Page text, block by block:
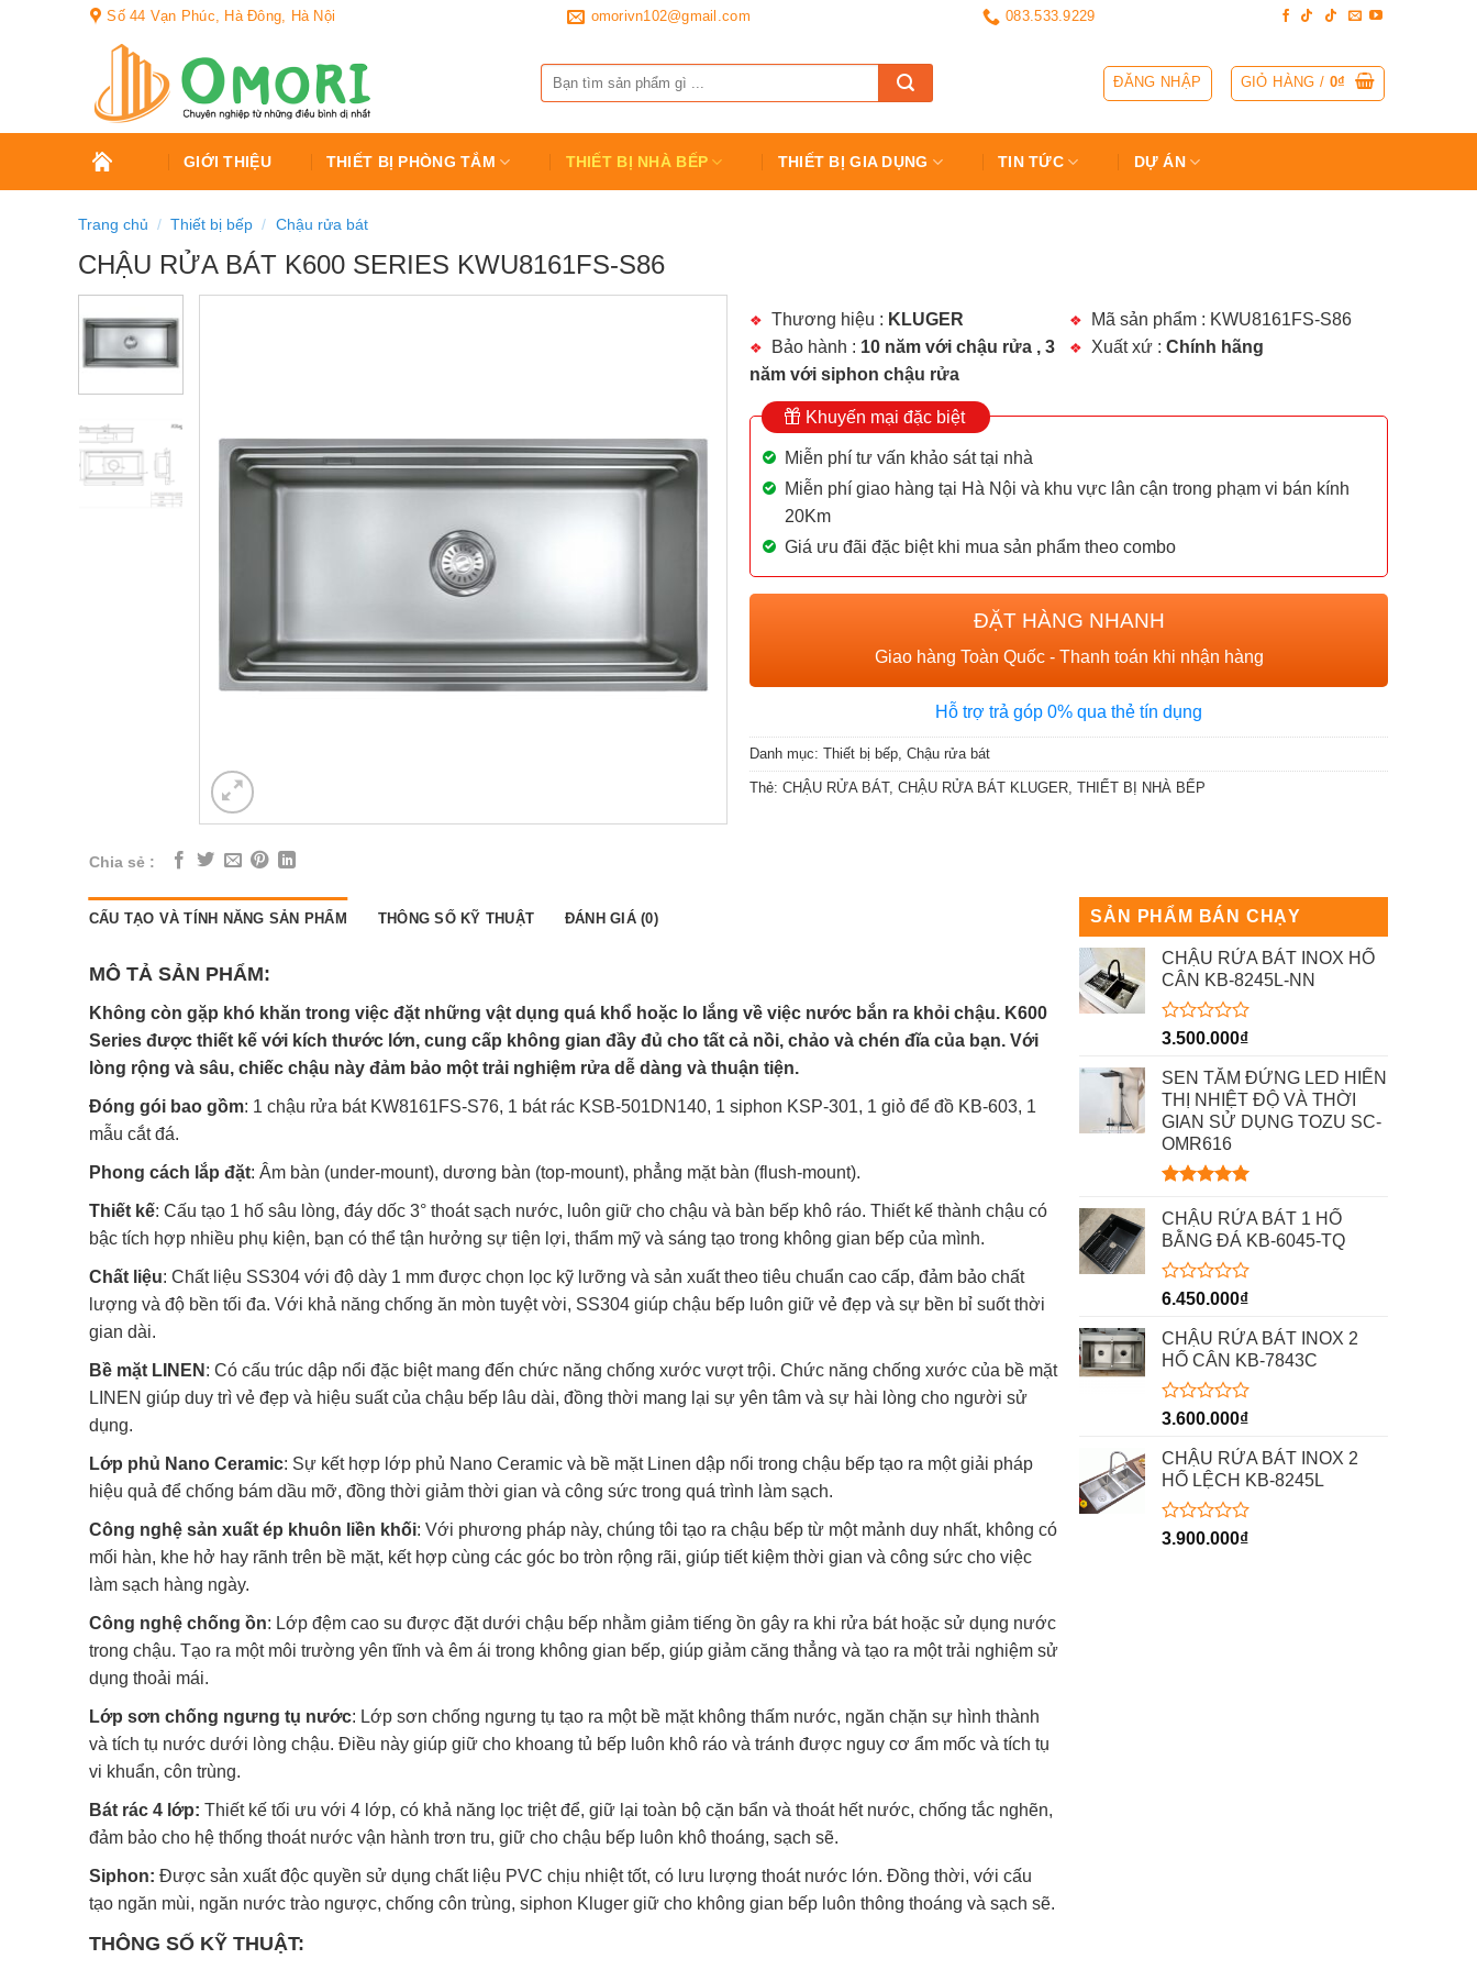
Số 44 Vạn Phúc, Hà Đông, Hà Nội omorivn102@gmail.com 083.533.9229
kiếm:
ĐĂNG NHẬP GIỎ HÀNG / 0₫
TRANG
CHỦ
GIỚI THIỆU THIẾT BỊ PHÒNG TẮM THIẾT BỊ NHÀ BẾP THIẾT BỊ GIA DỤNG TIN TỨC DỰ ÁN
Trang chủ / Thiết bị bếp / Chậu rửa bát
CHẬU RỬA BÁT K600 SERIES KWU8161FS-S86
Chia sẻ :
Thương hiệu : KLUGER
Bảo hành : 10 năm với chậu rửa , 3
năm với siphon chậu rửa
Mã sản phẩm : KWU8161FS-S86
Xuất xứ : Chính hãng
Khuyến mại đặc biệt
Miễn phí tư vấn khảo sát tại nhà
Miễn phí giao hàng tại Hà Nội và khu vực lân cận trong phạm vi bán kính
20Km
Giá ưu đãi đặc biệt khi mua sản phẩm theo combo
ĐẶT HÀNG NHANH
Giao hàng Toàn Quốc - Thanh toán khi nhận hàng
Hỗ trợ trả góp 0% qua thẻ tín dụng
Danh mục: Thiết bị bếp, Chậu rửa bát
Thẻ: CHẬU RỬA BÁT, CHẬU RỬA BÁT KLUGER, THIẾT BỊ NHÀ BẾP
CẤU TẠO VÀ TÍNH NĂNG SẢN PHẨM THÔNG SỐ KỸ THUẬT ĐÁNH GIÁ (0)
MÔ TẢ SẢN PHẨM:
Không còn gặp khó khăn trong việc đặt những vật dụng quá khổ hoặc lo lắng về việc nước bắn ra khỏi chậu. K600
Series được thiết kế với kích thước lớn, cung cấp không gian đầy đủ cho tất cả nồi, chảo và chén đĩa của bạn. Với
lòng rộng và sâu, chiếc chậu này đảm bảo một trải nghiệm rửa dễ dàng và thuận tiện.
Đóng gói bao gồm: 1 chậu rửa bát KW8161FS-S76, 1 bát rác KSB-501DN140, 1 siphon KSP-301, 1 giỏ để đồ KB-603, 1
mẫu cắt đá.
Phong cách lắp đặt: Âm bàn (under-mount), dương bàn (top-mount), phẳng mặt bàn (flush-mount).
Thiết kế: Cấu tạo 1 hố sâu lòng, đáy dốc 3° thoát sạch nước, luôn giữ cho chậu và bàn bếp khô ráo. Thiết kế thành chậu có
bậc tích hợp nhiều phụ kiện, bạn có thể tận hưởng sự tiện lợi, thẩm mỹ và sáng tạo trong không gian bếp của mình.
Chất liệu: Chất liệu SS304 với độ dày 1 mm được chọn lọc kỹ lưỡng và sản xuất theo tiêu chuẩn cao cấp, đảm bảo chất
lượng và độ bền tối đa. Với khả năng chống ăn mòn tuyệt vời, SS304 giúp chậu bếp luôn giữ vẻ đẹp và sự bền bỉ suốt thời
gian dài.
Bề mặt LINEN : Có cấu trúc dập nổi đặc biệt mang đến chức năng chống xước vượt trội. Chức năng chống xước của bề mặt
LINEN giúp duy trì vẻ đẹp và hiệu suất của chậu bếp lâu dài, đồng thời mang lại sự yên tâm và sự hài lòng cho người sử
dụng.
Lớp phủ Nano Ceramic: Sự kết hợp lớp phủ Nano Ceramic và bề mặt Linen dập nổi trong chậu bếp tạo ra một giải pháp
hiệu quả để chống bám dầu mỡ, đồng thời giảm thời gian và công sức trong quá trình làm sạch.
Công nghệ sản xuất ép khuôn liền khối: Với phương pháp này, chúng tôi tạo ra chậu bếp từ một mảnh duy nhất, không có
mối hàn, khe hở hay rãnh trên bề mặt, kết hợp cùng các góc bo tròn rộng rãi, giúp tiết kiệm thời gian và công sức cho việc
làm sạch hàng ngày.
Công nghệ chống ồn: Lớp đệm cao su được đặt dưới chậu bếp nhằm giảm tiếng ồn gây ra khi rửa bát hoặc sử dụng nước
trong chậu. Tạo ra một môi trường yên tĩnh và êm ái trong không gian bếp, giúp giảm căng thẳng và tạo ra một trải nghiệm sử
dụng thoải mái.
Lớp sơn chống ngưng tụ nước: Lớp sơn chống ngưng tụ tạo ra một bề mặt không thấm nước, ngăn chặn sự hình thành
và tích tụ nước dưới lòng chậu. Điều này giúp giữ cho khoang tủ bếp luôn khô ráo và tránh được nguy cơ ẩm mốc và tích tụ
vi khuẩn, côn trùng.
Bát rác 4 lớp: Thiết kế tối ưu với 4 lớp, có khả năng lọc triệt để, giữ lại toàn bộ cặn bẩn và thoát hết nước, chống tắc nghẽn,
đảm bảo cho hệ thống thoát nước vận hành trơn tru, giữ cho chậu bếp luôn khô thoáng, sạch sẽ.
Siphon: Được sản xuất độc quyền sử dụng chất liệu PVC chịu nhiệt tốt, có lưu lượng thoát nước lớn. Đồng thời, với cấu
tạo ngăn mùi, ngăn nước trào ngược, chống côn trùng, siphon Kluger giữ cho không gian bếp luôn thông thoáng và sạch sẽ.
THÔNG SỐ KỸ THUẬT:
SẢN PHẨM BÁN CHẠY
CHẬU RỬA BÁT INOX HỐ
CÂN KB-8245L-NN
Được
hạng
0
5
sao
3.500.000₫
SEN TẮM ĐỨNG LED HIỂN
THỊ NHIỆT ĐỘ VÀ THỜI
GIAN SỬ DỤNG TOZU SC-
OMR616
hạng 5.00
5 sao
CHẬU RỬA BÁT 1 HỐ
BẰNG ĐÁ KB-6045-TQ
Được
hạng
0
5
sao
6.450.000₫
CHẬU RỬA BÁT INOX 2
HỐ CÂN KB-7843C
Được
hạng
0
5
sao
3.600.000₫
CHẬU RỬA BÁT INOX 2
HỐ LỆCH KB-8245L
Được
3.900.000₫